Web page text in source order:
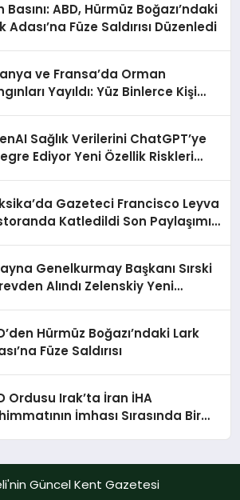
Basını: ABD, Hürmüz Boğazı’ndaki
Adası’na Füze Saldırısı Düzenledi
ve Fransa’da Orman
Yayıldı: Yüz Binlerce Kişi
Sağlık Verilerini ChatGPT’ye
Ediyor Yeni Özellik Riskleri
Gazeteci Francisco Leyva
Katledildi Son Paylaşımı
Genelkurmay Başkanı Sırski
Alındı Zelenskiy Yeni
Hürmüz Boğazı’ndaki Lark
Füze Saldırısı
Ordusu Irak’ta İran İHA
İmhası Sırasında Bir
Güncel Kent Gazetesi